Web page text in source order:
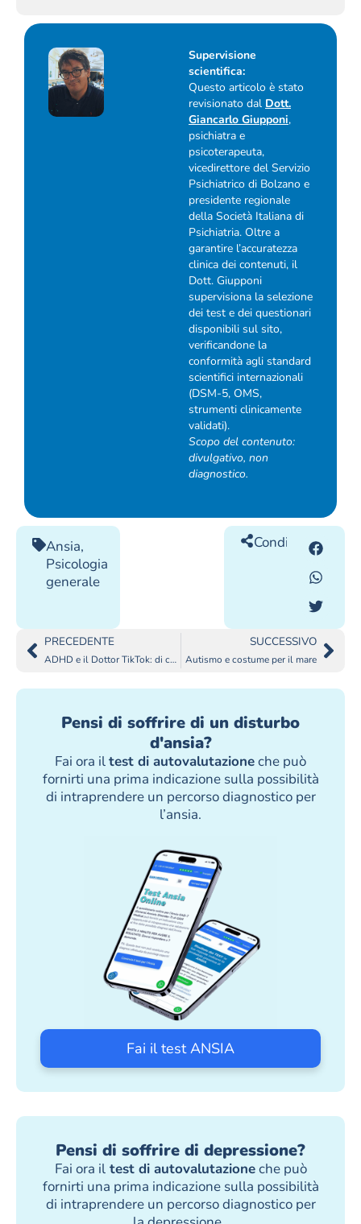
Supervisione
scientifica:
Questo articolo è stato
revisionato dal Dott.
Giancarlo Giupponi,
psichiatra e
psicoterapeuta,
vicedirettore del Servizio
Psichiatrico di Bolzano e
presidente regionale
della Società Italiana di
Psichiatria. Oltre a
garantire l’accuratezza
clinica dei contenuti, il
Dott. Giupponi
supervisiona la selezione
dei test e dei questionari
disponibili sul sito,
verificandone la
conformità agli standard
scientifici internazionali
(DSM-5, OMS,
strumenti clinicamente
validati).
Scopo del contenuto:
divulgativo, non
diagnostico.
Ansia,
Psicologia
generale
Condividilo
PRECEDENTE
ADHD e il Dottor TikTok: di chi fidarsi?
SUCCESSIVO
Autismo e costume per il mare
Pensi di soffrire di un disturbo
d'ansia?
Fai ora iltest di autovalutazioneche può
fornirti una prima indicazione sulla possibilità
di intraprendere un percorso diagnostico per
l’ansia.
Fai il test ANSIA
Pensi di soffrire di depressione?
Fai ora iltest di autovalutazioneche può
fornirti una prima indicazione sulla possibilità
di intraprendere un percorso diagnostico per